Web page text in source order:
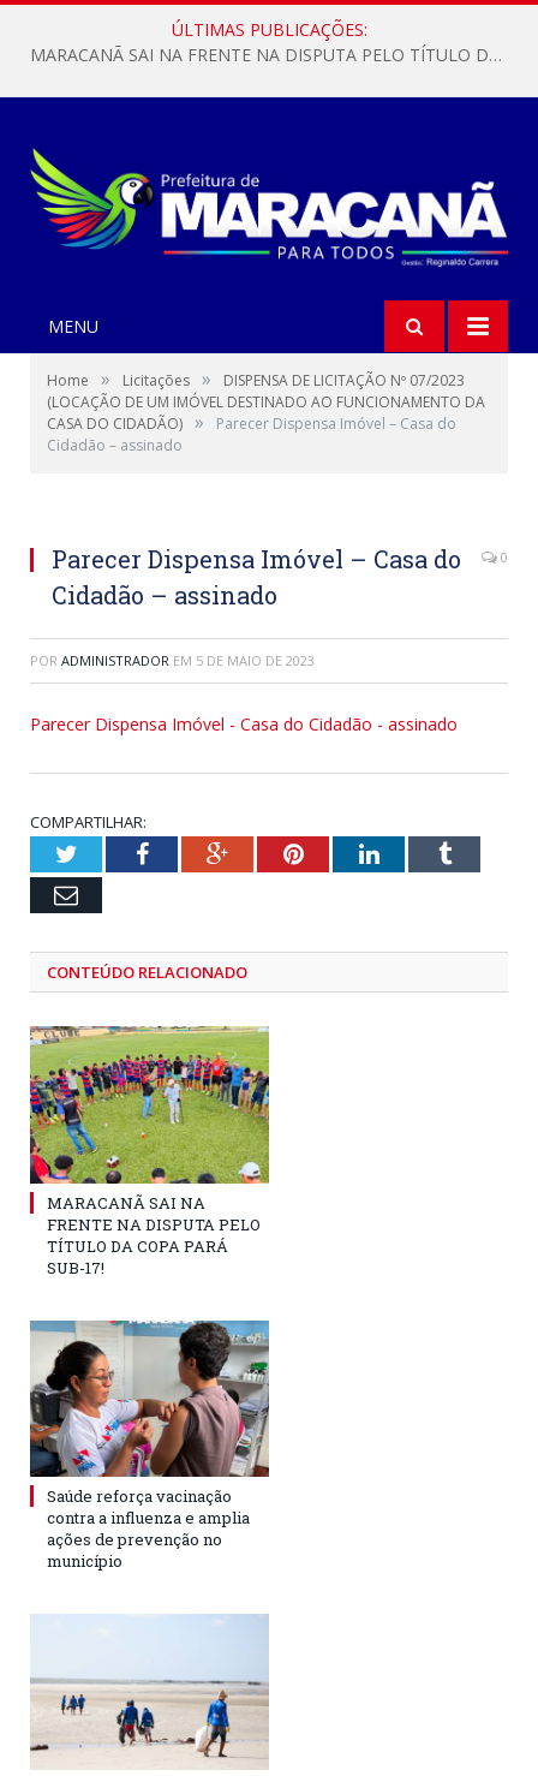
ÚLTIMAS PUBLICAÇÕES:
MARACANÃ SAI NA FRENTE NA DISPUTA PELO TÍTULO DA COPA PARÁ SUB-17!
MENU
Home » Licitações »
DISPENSA DE LICITAÇÃO Nº 07/2023
(LOCAÇÃO DE UM IMÓVEL DESTINADO AO FUNCIONAMENTO DA
CASA DO CIDADÃO) »
Parecer Dispensa Imóvel – Casa do
Cidadão – assinado
Parecer Dispensa Imóvel – Casa do
Cidadão – assinado
0
POR ADMINISTRADOR EM 5 DE MAIO DE 2023
Parecer Dispensa Imóvel - Casa do Cidadão - assinado
COMPARTILHAR:
TwitterFacebookGoogle+PinterestLinkedInTumblr
Email
CONTEÚDO RELACIONADO
MARACANÃ SAI NA
FRENTE NA DISPUTA PELO
TÍTULO DA COPA PARÁ
SUB-17!
Saúde reforça vacinação
contra a influenza e amplia
ações de prevenção no
município